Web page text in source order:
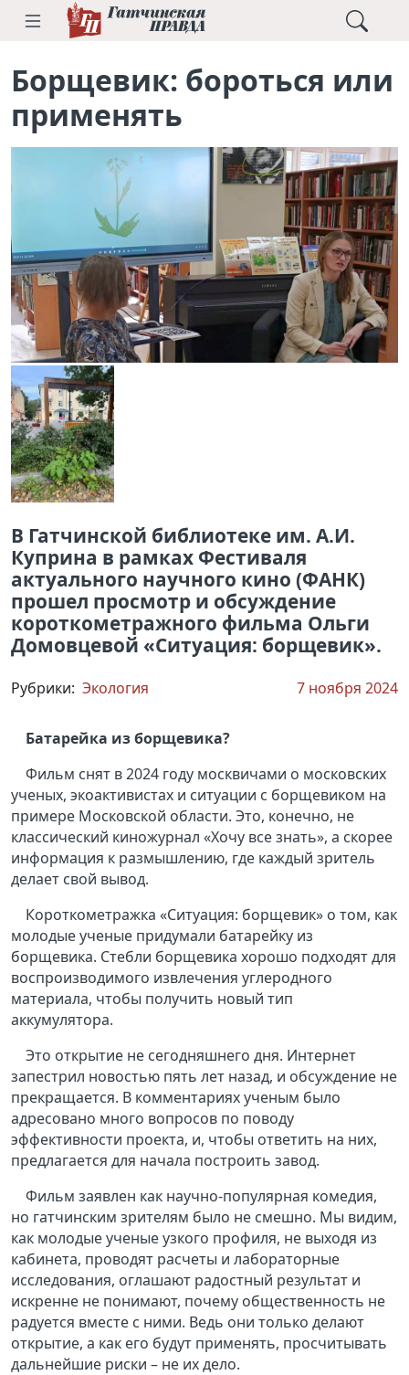
Борщевик: бороться или
применять
В Гатчинской библиотеке им. А.И.
Куприна в рамках Фестиваля
актуального научного кино (ФАНК)
прошел просмотр и обсуждение
короткометражного фильма Ольги
Домовцевой «Ситуация: борщевик».
Рубрики: Экология 7 ноября 2024
Батарейка из борщевика?
Фильм снят в 2024 году москвичами о московских
ученых, экоактивистах и ситуации с борщевиком на
примере Московской области. Это, конечно, не
классический киножурнал «Хочу все знать», а скорее
информация к размышлению, где каждый зритель
делает свой вывод.
Короткометражка «Ситуация: борщевик» о том, как
молодые ученые придумали батарейку из
борщевика. Стебли борщевика хорошо подходят для
воспроизводимого извлечения углеродного
материала, чтобы получить новый тип
аккумулятора.
Это открытие не сегодняшнего дня. Интернет
запестрил новостью пять лет назад, и обсуждение не
прекращается. В комментариях ученым было
адресовано много вопросов по поводу
эффективности проекта, и, чтобы ответить на них,
предлагается для начала построить завод.
Фильм заявлен как научно-популярная комедия,
но гатчинским зрителям было не смешно. Мы видим,
как молодые ученые узкого профиля, не выходя из
кабинета, проводят расчеты и лабораторные
исследования, оглашают радостный результат и
искренне не понимают, почему общественность не
радуется вместе с ними. Ведь они только делают
открытие, а как его будут применять, просчитывать
дальнейшие риски – не их дело.